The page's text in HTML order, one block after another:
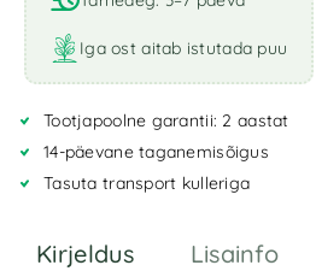
Iga ost aitab istutada puu
Tootjapoolne garantii: 2 aastat
14-päevane taganemisõigus
Tasuta transport kulleriga
Kirjeldus Lisainfo